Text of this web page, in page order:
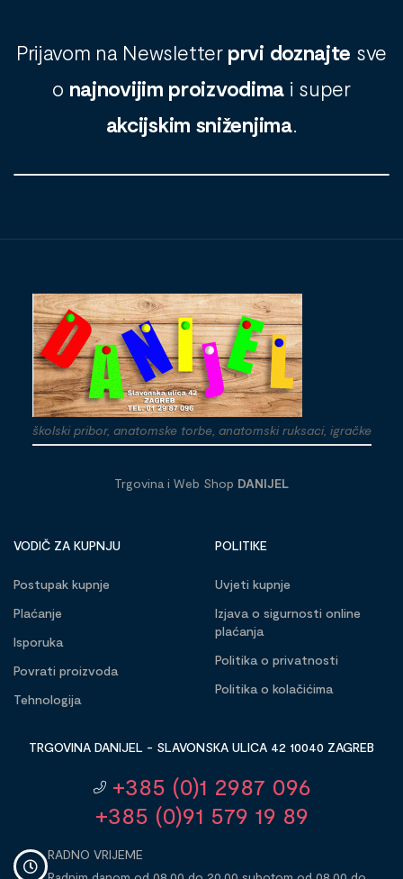
Prijavom na Newsletter prvi doznajte sve
o najnovijim proizvodima i super
akcijskim sniženjima.
školski pribor, anatomske torbe, anatomski ruksaci, igračke
Trgovina i Web Shop DANIJEL
VODIČ ZA KUPNJU
Postupak kupnje
Plaćanje
Isporuka
Povrati proizvoda
Tehnologija
POLITIKE
Uvjeti kupnje
Izjava o sigurnosti online
plaćanja
Politika o privatnosti
Politika o kolačićima
TRGOVINA DANIJEL - SLAVONSKA ULICA 42 10040 ZAGREB
+385 (0)1 2987 096
+385 (0)91 579 19 89
RADNO VRIJEME